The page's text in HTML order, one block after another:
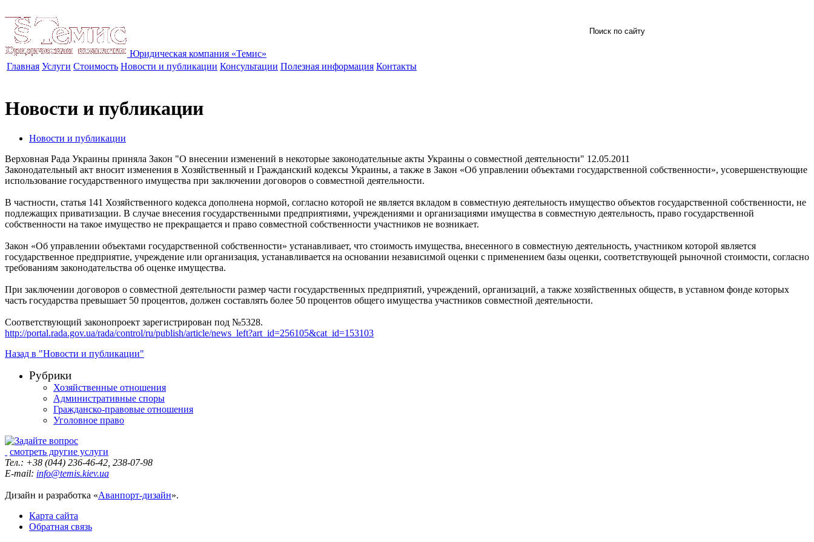
Юридическая компания «Темис»
Главная Услуги Стоимость Новости и публикации Консультации Полезная информация Контакты
Новости и публикации
Новости и публикации
Верховная Рада Украины приняла Закон "О внесении изменений в некоторые законодательные акты Украины о совместной деятельности" 12.05.2011
Законодательный акт вносит изменения в Хозяйственный и Гражданский кодексы Украины, а также в Закон «Об управлении объектами государственной собственности», усовершенствующие
использование государственного имущества при заключении договоров о совместной деятельности.
В частности, статья 141 Хозяйственного кодекса дополнена нормой, согласно которой не является вкладом в совместную деятельность имущество объектов государственной собственности, не
подлежащих приватизации. В случае внесения государственными предприятиями, учреждениями и организациями имущества в совместную деятельность, право государственной
собственности на такое имущество не прекращается и право совместной собственности участников не возникает.
Закон «Об управлении объектами государственной собственности» устанавливает, что стоимость имущества, внесенного в совместную деятельность, участником которой является
государственное предприятие, учреждение или организация, устанавливается на основании независимой оценки с применением базы оценки, соответствующей рыночной стоимости, согласно
требованиям законодательства об оценке имущества.
При заключении договоров о совместной деятельности размер части государственных предприятий, учреждений, организаций, а также хозяйственных обществ, в уставном фонде которых
часть государства превышает 50 процентов, должен составлять более 50 процентов общего имущества участников совместной деятельности.
Соответствующий законопроект зарегистрирован под №5328.
http://portal.rada.gov.ua/rada/control/ru/publish/article/news_left?art_id=256105&cat_id=153103
Назад в "Новости и публикации"
Рубрики
Хозяйственные отношения
Административные споры
Гражданско-правовые отношения
Уголовное право
смотреть другие услуги
Тел.: +38 (044) 236-46-42, 238-07-98
E-mail: info@temis.kiev.ua
Дизайн и разработка «Аванпорт-дизайн».
Карта сайта
Обратная связь